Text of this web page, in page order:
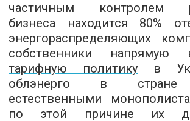
частичным контролем
бизнеса находится 80%
энергораспределяющих
собственники
тарифную политику в
облэнерго в стране
естественными
по этой причине их